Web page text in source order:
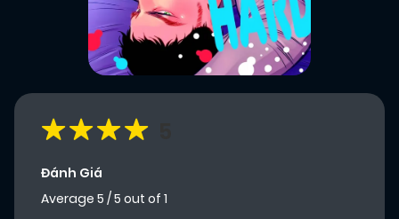
Đánh Giá
Average 5 /5 out of 1